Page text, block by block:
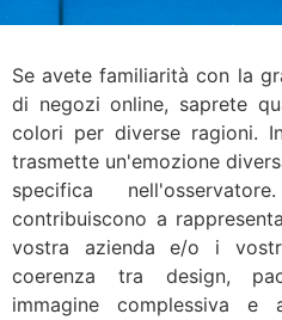
Se avete familiarità con la
di negozi online, saprete
colori per diverse ragioni.
trasmette un'emozione
specifica
contribuiscono a
vostra azienda e/o i
coerenza tra design,
immagine complessiva e